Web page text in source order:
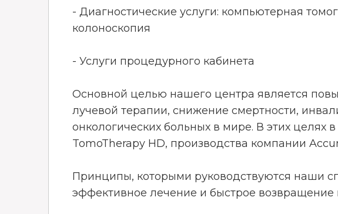
- Диагностические услуги: компьютерная
колоноскопия
- Услуги процедурного кабинета
Основной целью нашего центра является
лучевой терапии, снижение смертности,
онкологических больных в мире. В этих
TomoTherapy HD, производства компании
Принципы, которыми руководствуются наши
эффективное лечение и быстрое